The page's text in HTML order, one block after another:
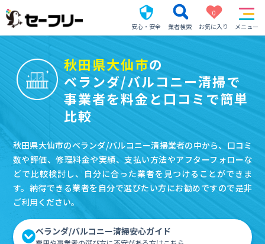
安心・安全 業者検索
0
お気に入り
メニュー
秋田県大仙市の
ベランダ/バルコニー清掃で
事業者を料金と口コミで簡単
比較
秋田県大仙市のベランダ/バルコニー清掃業者の中から、口コミ
数や評価、修理料金や実績、支払い方法やアフターフォローな
どで比較検討し、自分に合った業者を見つけることができま
す。納得できる業者を自分で選びたい方にお勧めですので是非
ご利用ください。
ベランダ/バルコニー清掃安心ガイド